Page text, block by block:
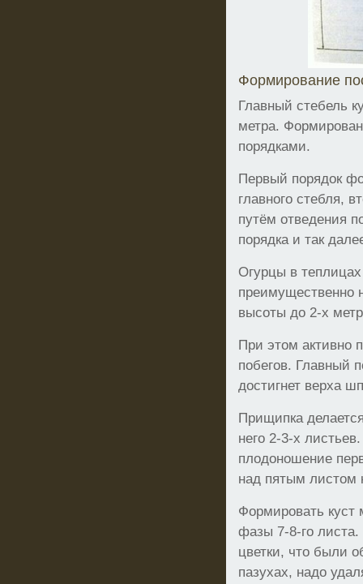
Формирование
Главный стебель
метра.
порядками.
Первый порядок
главного стебля,
путём отведения
порядка и так
Огурцы в
преимущественно
высоты до 2-х
При этом активно
побегов. Главный
достигнет верха
Прищипка
него 2-3-х
плодоношение
над пятым листом
Формировать куст
фазы 7-8-го
цветки, что были
пазухах, надо